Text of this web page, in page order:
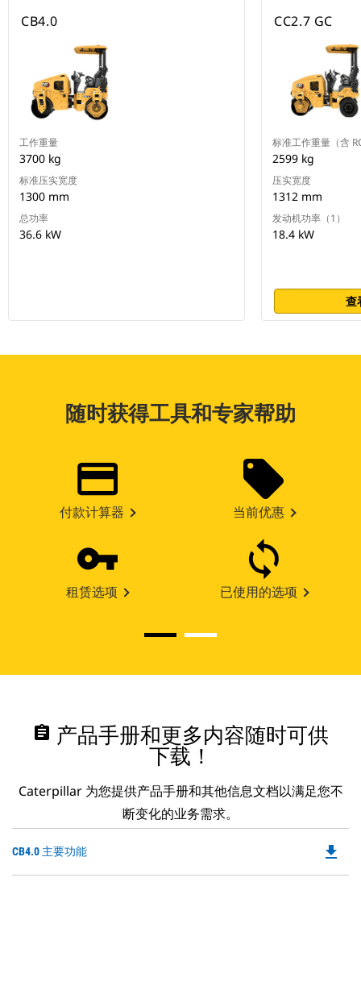
CB4.0
工作重量
3700 kg
标准压实宽度
1300 mm
总功率
36.6 kW
CC2.7 GC
标准工作重量（含
2599 kg
压实宽度
1312 mm
发动机功率（1）
18.4 kW
查
随时获得工具和专家帮助
付款计算器 当前优惠
租赁选项 已使用的选项
assignment 产品手册和更多内容随时可供
下载！
Caterpillar 为您提供产品手册和其他信息文档以满足您不
断变化的业务需求。
CB4.0 主要功能 file_download